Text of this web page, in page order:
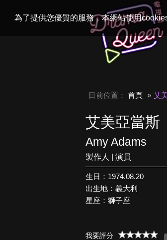
為了提供您優質的服務，本網站使用
目前位置： 首頁 艾
艾美亞當斯
Amy Adams
製作人 | 演員
生日：1974.08.20
出生地：義大利
星座：獅子座
我要評分